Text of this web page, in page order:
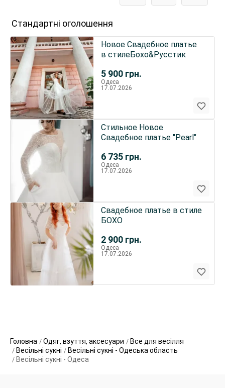
Стандартні оголошення
5 900 грн.
Новое Свадебное платье
в стилеБохо&Русстик
Одеса
17.07.2026
6 735 грн.
Стильное Новое
Свадебное платье "Pearl"
Одеса
17.07.2026
2 900 грн.
Свадебное платье в стиле
БОХО
Одеса
17.07.2026
Головна Одяг, взуття, аксесуари
Все для весілля
Весільні сукні
Весільні сукні - Одеська область
Весільні сукні - Одеса